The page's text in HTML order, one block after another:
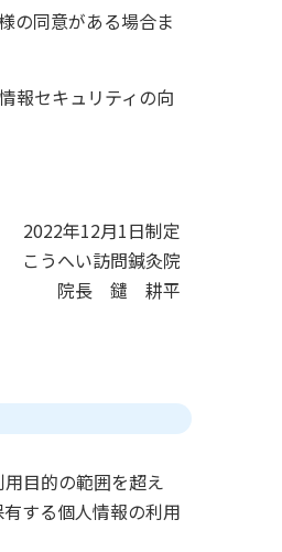
の同意がある場合ま
報セキュリティの向
2022年12月1日制定
こうへい訪問鍼灸院
院長 鑓 耕平
目的の範囲を超え
する個人情報の利用